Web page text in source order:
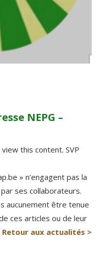
NEPG –
this content. SVP
» n’engagent pas la
ses collaborateurs.
aucunement être tenue
ces articles ou de leur
Retour aux actualités >